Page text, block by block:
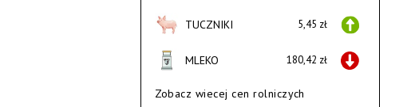
TUCZNIKI 5,45 zł
MLEKO 180,42 zł
Zobacz wiecej cen rolniczych